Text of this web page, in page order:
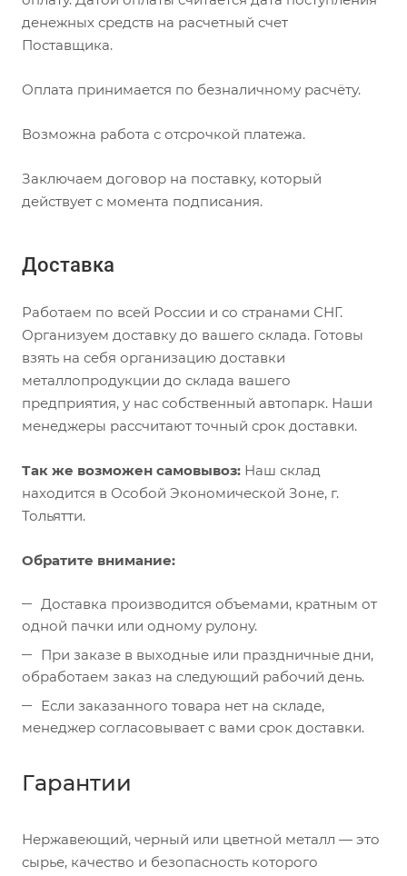
денежных средств на расчетный счет
Поставщика.
Оплата принимается по безналичному расчёту.
Возможна работа с отсрочкой платежа.
Заключаем договор на поставку, который
действует с момента подписания.
Доставка
Работаем по всей России и со странами СНГ.
Организуем доставку до вашего склада. Готовы
взять на себя организацию доставки
металлопродукции до склада вашего
предприятия, у нас собственный автопарк. Наши
менеджеры рассчитают точный срок доставки.
Так же возможен самовывоз: Наш склад
находится в Особой Экономической Зоне, г.
Тольятти.
Обратите внимание:
Доставка производится объемами, кратным от
одной пачки или одному рулону.
При заказе в выходные или праздничные дни,
обработаем заказ на следующий рабочий день.
Если заказанного товара нет на складе,
менеджер согласовывает с вами срок доставки.
Гарантии
Нержавеющий, черный или цветной металл — это
сырье, качество и безопасность которого